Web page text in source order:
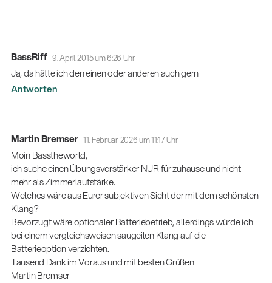
BassRiff 9. April 2015 um 6:26 Uhr
Ja, da hätte ich den einen oder anderen auch gern
Antworten
Martin Bremser 11. Februar 2026 um 11:17 Uhr
Moin Basstheworld,
ich suche einen Übungsverstärker NUR für zuhause und nicht
mehr als Zimmerlautstärke.
Welches wäre aus Eurer subjektiven Sicht der mit dem schönsten
Klang?
Bevorzugt wäre optionaler Batteriebetrieb, allerdings würde ich
bei einem vergleichsweisen saugeilen Klang auf die
Batterieoption verzichten.
Tausend Dank im Voraus und mit besten Grüßen
Martin Bremser